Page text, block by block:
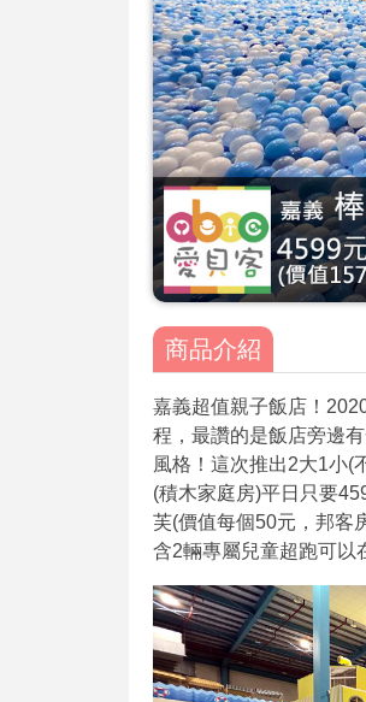
商品介紹
嘉義超值親子飯店！
程，最讚的是飯店旁邊
風格！這次推出2大1小(
(積木家庭房)平日只要
芙(價值每個50元，邦客
含2輛專屬兒童超跑可以